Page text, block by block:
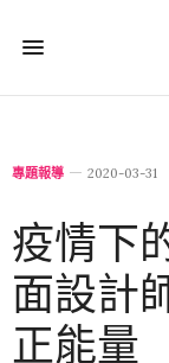
專題報導 2020-03-31
疫情下
面設計
正能量